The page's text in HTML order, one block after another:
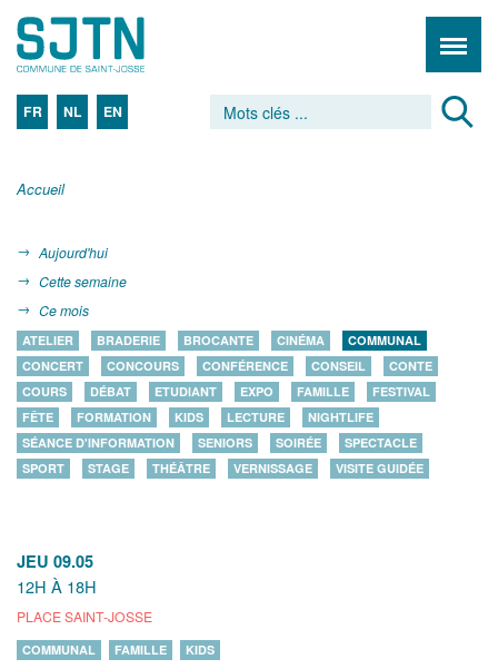
FR NL EN
Accueil
Aujourd'hui
Cette semaine
Ce mois
ATELIER BRADERIE BROCANTE CINÉMA
COMMUNAL
CONCERT
CONCOURS CONFÉRENCE CONSEIL
CONTE
COURS
DÉBAT ETUDIANT EXPO FAMILLE
FESTIVAL
FÊTE
FORMATION KIDS LECTURE
NIGHTLIFE
SÉANCE D'INFORMATION
SENIORS SOIRÉE
SPECTACLE
SPORT
STAGE THÉÂTRE VERNISSAGE VISITE GUIDÉE
JEU 09.05
12H À 18H
PLACE SAINT-JOSSE
COMMUNAL FAMILLE KIDS